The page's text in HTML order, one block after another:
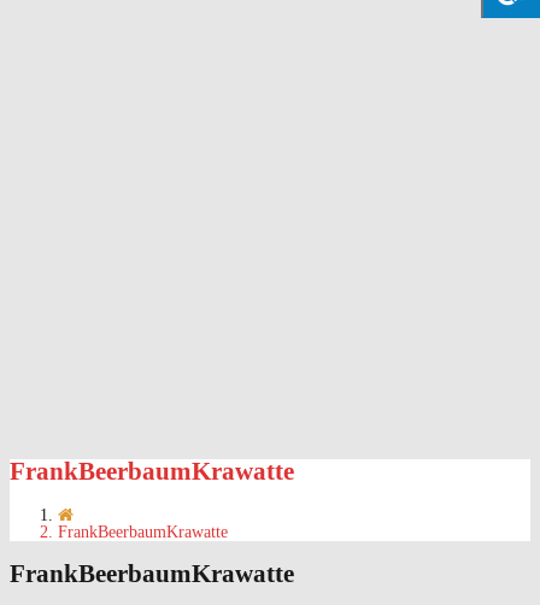
FrankBeerbaumKrawatte
FrankBeerbaumKrawatte
FrankBeerbaumKrawatte